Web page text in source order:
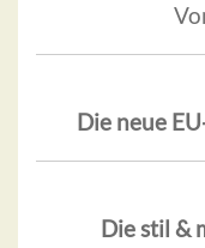
Die neue
Die stil &